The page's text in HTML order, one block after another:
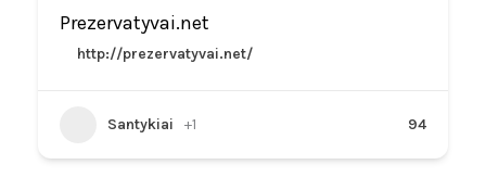
Prezervatyvai.net
http://prezervatyvai.net/
Santykiai +1 94